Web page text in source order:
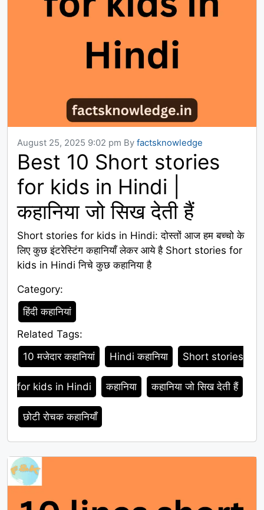
August 25, 2025 9:02 pm By factsknowledge
Best 10 Short stories
for kids in Hindi |
कहानिया जो सिख देती हैं
Short stories for kids in Hindi: दोस्तों आज हम बच्चो के
लिए कुछ इंटरेस्टिंग कहानियाँ लेकर आये है Short stories for
kids in Hindi निचे कुछ कहानिया है
Category:
Category
हिंदी कहानियां
Related Tags:
Tags
10 मजेदार कहानियां Hindi कहानिया Short stories
for kids in Hindi कहानिया कहानिया जो सिख देती हैं
छोटी रोचक कहानियाँ